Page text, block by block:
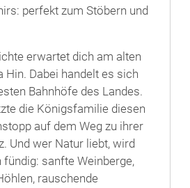
perfekt zum Stöbern und
erwartet dich am alten
Hin. Dabei handelt es sich
Bahnhöfe des Landes.
die Königsfamilie diesen
auf dem Weg zu ihrer
Und wer Natur liebt, wird
fündig: sanfte Weinberge,
rauschende